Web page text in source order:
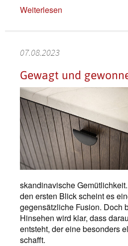
Weiterlesen
07.08.2023
Gewagt und
skandinavische
den ersten Blick scheint es
gegensätzliche Fusion. Doch
Hinsehen wird klar, dass
entsteht, der eine besonders
schafft.